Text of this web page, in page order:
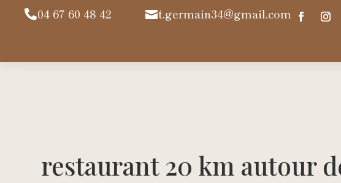
04 67 60 48 42 t.germain34@gmail.com
restaurant 20 km autour